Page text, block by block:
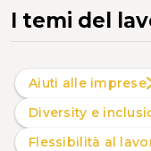
I temi del
Aiuti alle imprese
Diversity e
Flessibilità al